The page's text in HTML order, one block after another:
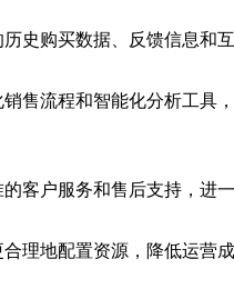
历史购买数据、反馈信息和
销售流程和智能化分析工具
的客户服务和售后支持，进
合理地配置资源，降低运营